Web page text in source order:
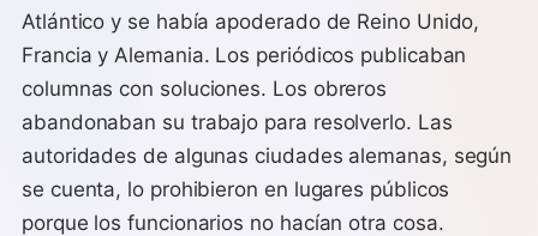
Atlántico y se había apoderado de Reino Unido,
Francia y Alemania. Los periódicos publicaban
columnas con soluciones. Los obreros
abandonaban su trabajo para resolverlo. Las
autoridades de algunas ciudades alemanas, según
se cuenta, lo prohibieron en lugares públicos
porque los funcionarios no hacían otra cosa.